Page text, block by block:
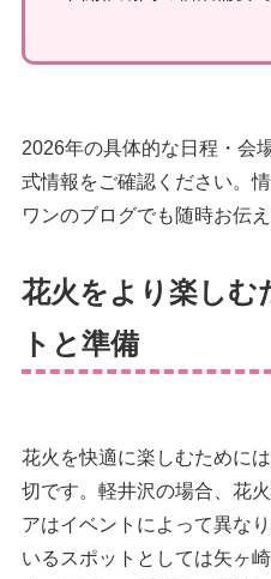
2026年の具体的な日程・会
式情報をご確認ください。
ワンのブログでも随時お伝
花火をより楽しむ
トと準備
花火を快適に楽しむために
切です。軽井沢の場合、花
アはイベントによって異な
いるスポットとしては矢ヶ